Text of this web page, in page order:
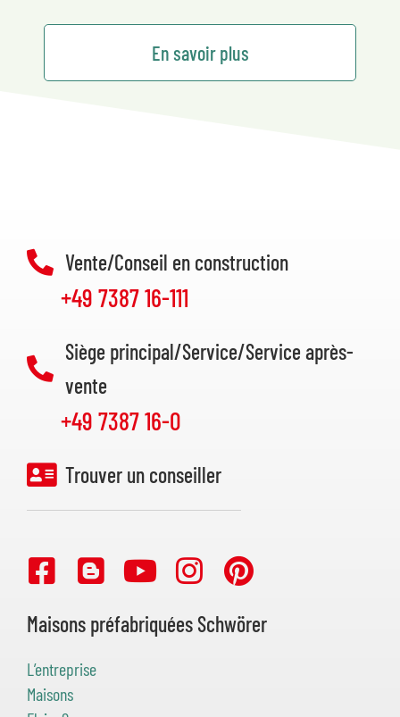
En savoir plus
Vente/Conseil en construction
+49 7387 16-111
Siège principal/Service/Service après-
vente
+49 7387 16-0
Trouver un conseiller
Maisons préfabriquées Schwörer
L’entreprise
Maisons